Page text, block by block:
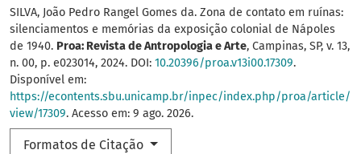
SILVA, João Pedro Rangel Gomes da. Zona de contato em ruínas:
silenciamentos e memórias da exposição colonial de Nápoles
de 1940. Proa: Revista de Antropologia e Arte, Campinas, SP, v. 13,
n. 00, p. e023014, 2024. DOI: 10.20396/proa.v13i00.17309.
Disponível em:
https://econtents.sbu.unicamp.br/inpec/index.php/proa/article/
view/17309. Acesso em: 9 ago. 2026.
Formatos de Citação